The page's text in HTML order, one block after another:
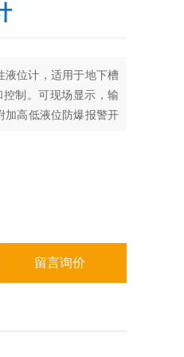
液位计，适用于地下槽
制。可现场显示，输
加高低液位防爆报警开
留言询价